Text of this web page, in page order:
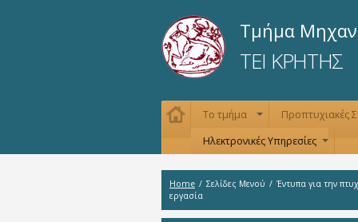
Τμήμα
ΤΕΙ ΚΡΗΤΗΣ
Το τμήμα Προπτυχιακές
Ηλεκτρονικές Υπηρεσίες
Home / Σελίδες Μενού / Έντυπα για την
εργασία